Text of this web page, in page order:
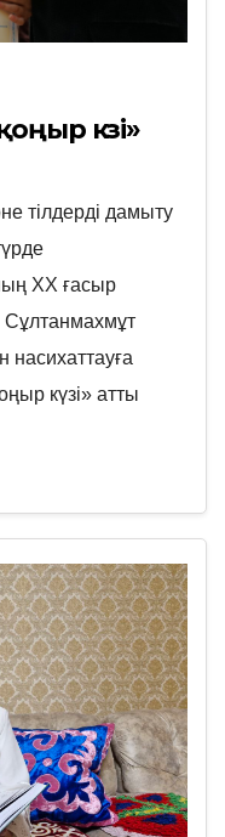
күзі»
тілдерді дамыту
ХХ ғасыр
Сұлтанмахмұт
күзі» атты